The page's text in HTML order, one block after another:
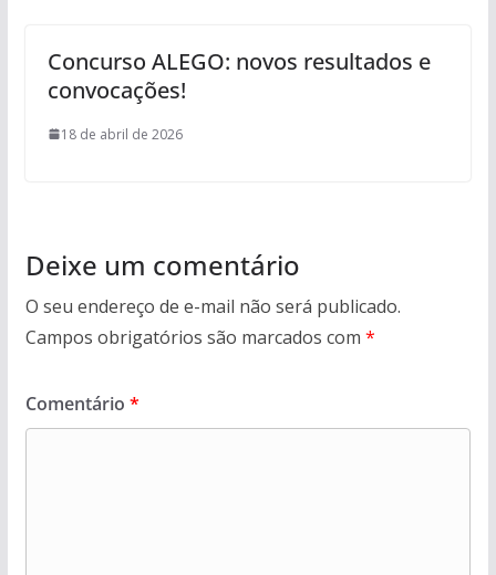
Concurso ALEGO: novos resultados e
convocações!
18 de abril de 2026
Deixe um comentário
O seu endereço de e-mail não será publicado.
Campos obrigatórios são marcados com *
Comentário *